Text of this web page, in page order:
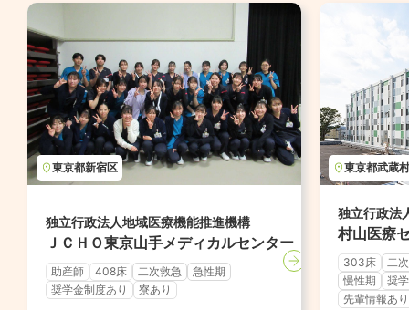
東京都新宿区
独立行政法人地域医療機能推進機構
ＪＣＨＯ東京山手メディカルセンター
助産師 408床 二次救急
急性期
奨学金制度あり
寮あり
東京都武蔵
独立行政法
村山医療
303床
二
慢性期
奨
先輩情報あり